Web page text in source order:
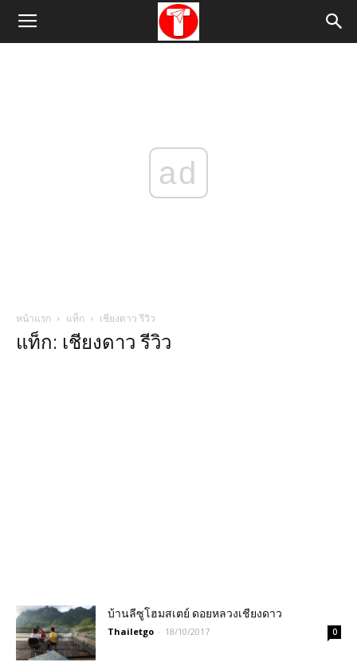
ad
หน้าแรก แท็ก เชียงดาว รีวิว
แท็ก: เชียงดาว รีวิว
บ้านลีซูโฮมสเตย์ ดอยหลวงเชียงดาว
Thailetgo - 18/10/2017 0